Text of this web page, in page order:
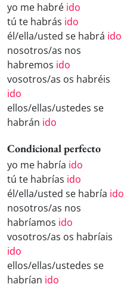
yo me habré ido
tú te habrás ido
él/ella/usted se habrá ido
nosotros/as nos
habremos ido
vosotros/as os habréis
ido
ellos/ellas/ustedes se
habrán ido
Condicional perfecto
yo me habría ido
tú te habrías ido
él/ella/usted se habría ido
nosotros/as nos
habríamos ido
vosotros/as os habríais
ido
ellos/ellas/ustedes se
habrían ido